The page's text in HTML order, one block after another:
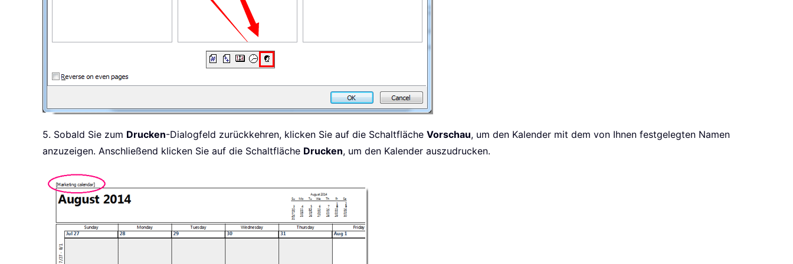
5. Sobald Sie zum Drucken-Dialogfeld zurückkehren, klicken Sie auf die Schaltfläche Vorschau, um den Kalender mit dem von Ihnen festgelegten Namen
anzuzeigen. Anschließend klicken Sie auf die Schaltfläche Drucken, um den Kalender auszudrucken.